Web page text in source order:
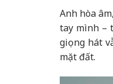
Anh hòa
tay mình –
giọng hát
mặt đất.